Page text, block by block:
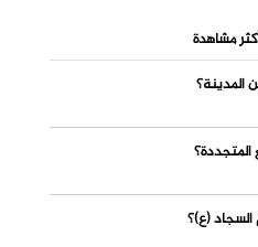
مشاهدة
المدينة؟
(ع)؟